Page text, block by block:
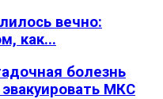
вечно:
как...
болезнь
МКС